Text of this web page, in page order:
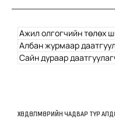
Ажил олгогчийн төлөх
Албан журмаар
Сайн дураар
ХӨДӨЛМӨРИЙН ЧАДВАР ТҮР